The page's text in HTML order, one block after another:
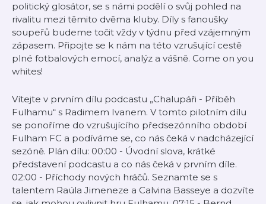
politický glosátor, se s námi podělí o svůj pohled na
rivalitu mezi těmito dvěma kluby. Díly s fanoušky
soupeřů budeme točit vždy v týdnu před vzájemným
zápasem. Připojte se k nám na této vzrušující cestě
plné fotbalových emocí, analýz a vášně. Come on you
whites!
Vítejte v prvním dílu podcastu „Chalupáři - Příběh
Fulhamu“ s Radimem Ivanem. V tomto pilotním dílu
se ponoříme do vzrušujícího předsezónního období
Fulham FC a podíváme se, co nás čeká v nadcházející
sezóně. Plán dílu: 00:00 - Úvodní slova, krátké
představení podcastu a co nás čeká v prvním díle.
02:00 - Příchody nových hráčů. Seznamte se s
talentem Raúla Jimeneze a Calvina Basseye a dozvíte